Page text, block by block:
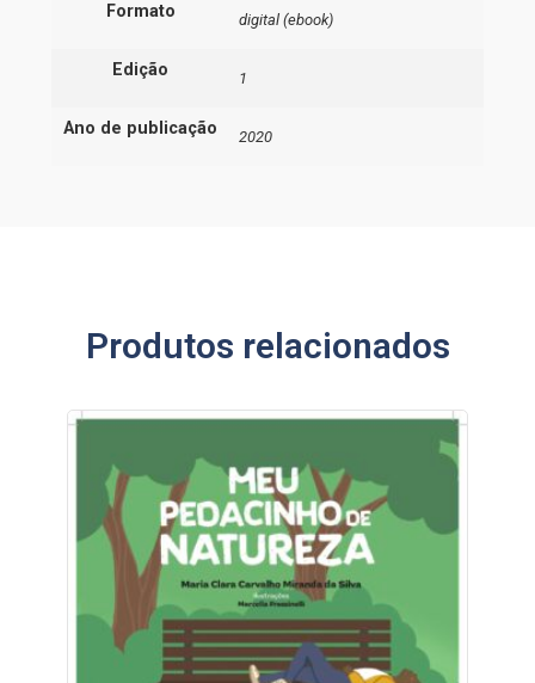
Formato digital (ebook)
Edição 1
Ano de publicação 2020
Produtos relacionados